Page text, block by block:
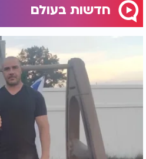
חדשות בעולם